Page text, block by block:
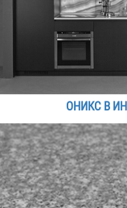
ОНИКС В